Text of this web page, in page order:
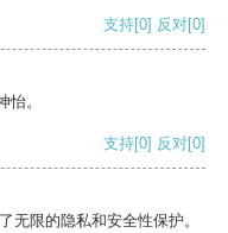
支持[0] 反对[0]
。
支持[0] 反对[0]
无限的隐私和安全性保护。